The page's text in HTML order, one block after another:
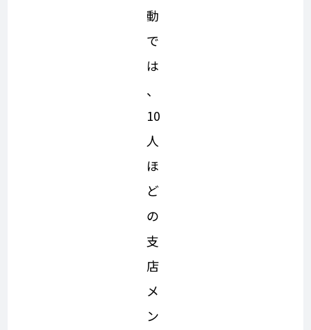
動
で
は
、
10
人
ほ
ど
の
支
店
メ
ン